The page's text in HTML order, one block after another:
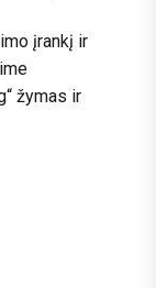
įrankį ir
žymas ir